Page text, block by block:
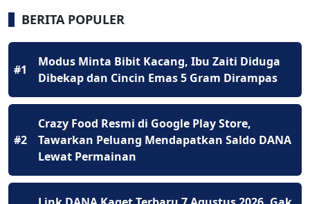
BERITA POPULER
#1
Modus Minta Bibit Kacang, Ibu Zaiti Diduga
Dibekap dan Cincin Emas 5 Gram Dirampas
#2
Crazy Food Resmi di Google Play Store,
Tawarkan Peluang Mendapatkan Saldo DANA
Lewat Permainan